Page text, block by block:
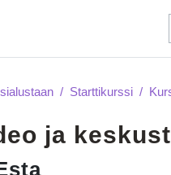
Starttikurssi
ja